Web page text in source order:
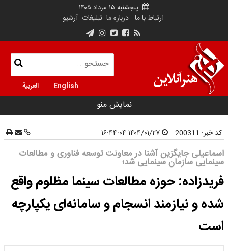
پنجشنبه ۱۵ مرداد ۱۴۰۵
ارتباط با ما درباره ما تبلیغات آرشیو
English العربية
نمایش منو
کد خبر: 200311
اسماعیلی جایگزین آشنا در معاونت توسعه فناوری و مطالعات
سینمایی سازمان سینمایی شد؛
فریدزاده: حوزه مطالعات سینما مظلوم واقع
شده و نیازمند انسجام و سامانه‌ای یکپارچه
است